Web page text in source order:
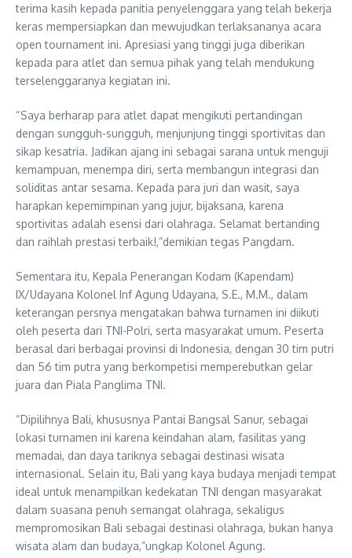
terima kasih kepada panitia penyelenggara yang telah bekerja
keras mempersiapkan dan mewujudkan terlaksananya acara
open tournament ini. Apresiasi yang tinggi juga diberikan
kepada para atlet dan semua pihak yang telah mendukung
terselenggaranya kegiatan ini.
“Saya berharap para atlet dapat mengikuti pertandingan
dengan sungguh-sungguh, menjunjung tinggi sportivitas dan
sikap kesatria. Jadikan ajang ini sebagai sarana untuk menguji
kemampuan, menempa diri, serta membangun integrasi dan
soliditas antar sesama. Kepada para juri dan wasit, saya
harapkan kepemimpinan yang jujur, bijaksana, karena
sportivitas adalah esensi dari olahraga. Selamat bertanding
dan raihlah prestasi terbaik!,”demikian tegas Pangdam.
Sementara itu, Kepala Penerangan Kodam (Kapendam)
IX/Udayana Kolonel Inf Agung Udayana, S.E., M.M., dalam
keterangan persnya mengatakan bahwa turnamen ini diikuti
oleh peserta dari TNI-Polri, serta masyarakat umum. Peserta
berasal dari berbagai provinsi di Indonesia, dengan 30 tim putri
dan 56 tim putra yang berkompetisi memperebutkan gelar
juara dan Piala Panglima TNI.
“Dipilihnya Bali, khususnya Pantai Bangsal Sanur, sebagai
lokasi turnamen ini karena keindahan alam, fasilitas yang
memadai, dan daya tariknya sebagai destinasi wisata
internasional. Selain itu, Bali yang kaya budaya menjadi tempat
ideal untuk menampilkan kedekatan TNI dengan masyarakat
dalam suasana penuh semangat olahraga, sekaligus
mempromosikan Bali sebagai destinasi olahraga, bukan hanya
wisata alam dan budaya,”ungkap Kolonel Agung.